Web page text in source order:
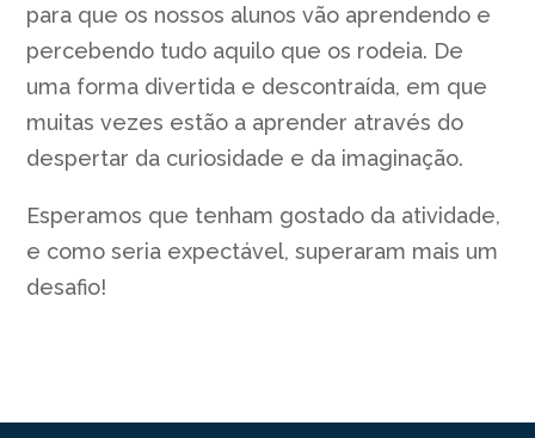
para que os nossos alunos vão aprendendo e
percebendo tudo aquilo que os rodeia. De
uma forma divertida e descontraída, em que
muitas vezes estão a aprender através do
despertar da curiosidade e da imaginação.
Esperamos que tenham gostado da atividade,
e como seria expectável, superaram mais um
desafio!